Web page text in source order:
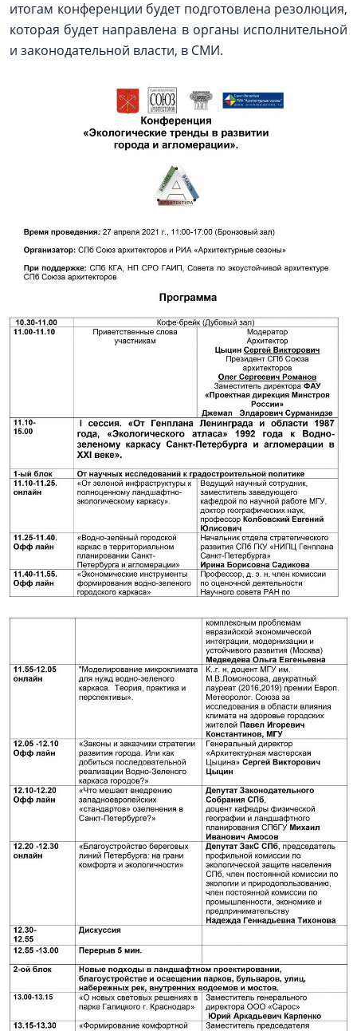
итогам конференции будет подготовлена резолюция,
которая будет направлена в органы исполнительной
и законодательной власти, в СМИ.